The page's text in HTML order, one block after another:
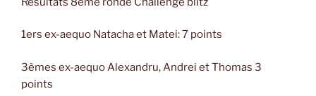
1ers ex-aequo Natacha et Matei: 7 points
3èmes ex-aequo Alexandru, Andrei et Thomas 3
points